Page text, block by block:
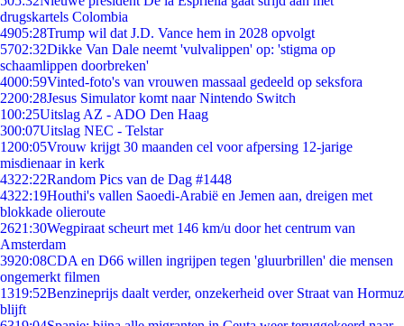
drugskartels Colombia
4905:28Trump wil dat J.D. Vance hem in 2028 opvolgt
5702:32Dikke Van Dale neemt 'vulvalippen' op: 'stigma op
schaamlippen doorbreken'
4000:59Vinted-foto's van vrouwen massaal gedeeld op seksfora
2200:28Jesus Simulator komt naar Nintendo Switch
100:25Uitslag AZ - ADO Den Haag
300:07Uitslag NEC - Telstar
1200:05Vrouw krijgt 30 maanden cel voor afpersing 12-jarige
misdienaar in kerk
4322:22Random Pics van de Dag #1448
4322:19Houthi's vallen Saoedi-Arabië en Jemen aan, dreigen met
blokkade olieroute
2621:30Wegpiraat scheurt met 146 km/u door het centrum van
Amsterdam
3920:08CDA en D66 willen ingrijpen tegen 'gluurbrillen' die mensen
ongemerkt filmen
1319:52Benzineprijs daalt verder, onzekerheid over Straat van Hormuz
blijft